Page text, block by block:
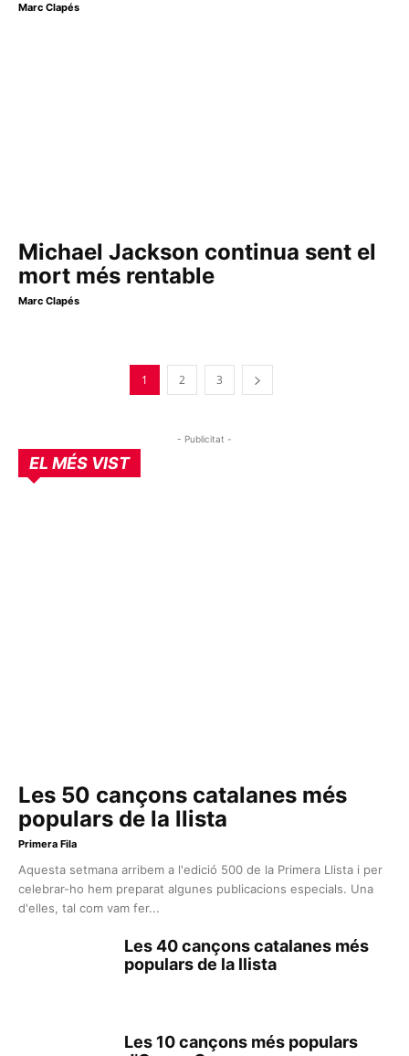
Marc Clapés
Michael Jackson continua sent el
mort més rentable
Marc Clapés
1 2 3
- Publicitat -
EL MÉS VIST
Les 50 cançons catalanes més
populars de la llista
Primera Fila
Aquesta setmana arribem a l'edició 500 de la Primera Llista i per
celebrar-ho hem preparat algunes publicacions especials. Una
d'elles, tal com vam fer...
Les 40 cançons catalanes més
populars de la llista
Les 10 cançons més populars